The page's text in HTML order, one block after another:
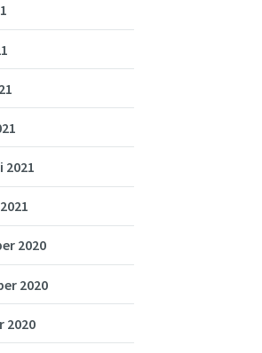
2021
2020
2020
2020